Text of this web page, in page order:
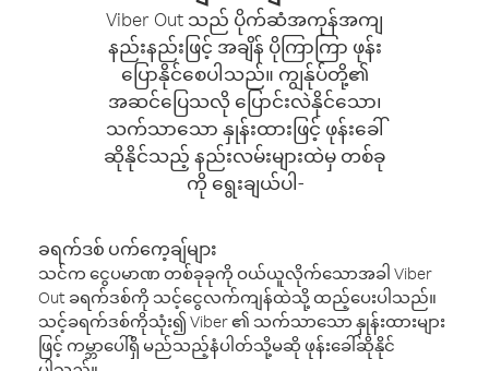
Viber Out သည် ပိုက်ဆံအကုန်အကျ
နည်းနည်းဖြင့် အချိန် ပိုကြာကြာ ဖုန်း
ပြောနိုင်စေပါသည်။ ကျွန်ုပ်တို့၏
အဆင်ပြေသလို ပြောင်းလဲနိုင်သော၊
သက်သာသော နှုန်းထားဖြင့် ဖုန်းခေါ်
ဆိုနိုင်သည့် နည်းလမ်းများထဲမှ တစ်ခု
ကို ရွေးချယ်ပါ-
ခရက်ဒစ် ပက်ကေ့ချ်များ
သင်က ငွေပမာဏ တစ်ခုခုကို ဝယ်ယူလိုက်သောအခါ Viber
Out ခရက်ဒစ်ကို သင့်ငွေလက်ကျန်ထဲသို့ ထည့်ပေးပါသည်။
သင့်ခရက်ဒစ်ကိုသုံး၍ Viber ၏ သက်သာသော နှုန်းထားများ
ဖြင့် ကမ္ဘာပေါ်ရှိ မည်သည့်နံပါတ်သို့မဆို ဖုန်းခေါ်ဆိုနိုင်